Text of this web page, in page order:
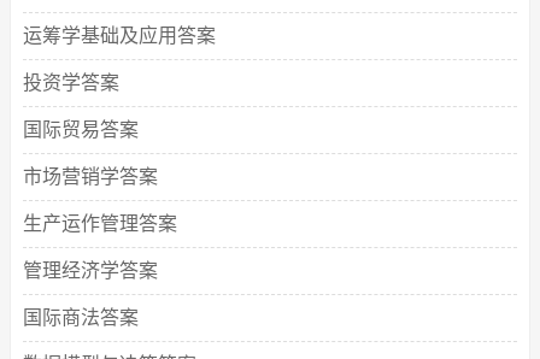
运筹学基础及应用答案
投资学答案
国际贸易答案
市场营销学答案
生产运作管理答案
管理经济学答案
国际商法答案